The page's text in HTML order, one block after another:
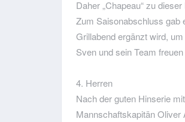
Daher „Chapeau“ zu
Zum Saisonabschluss gab
Grillabend ergänzt wird,
Sven und sein Team
4. Herren
Nach der guten Hinserie
Mannschaftskapitän Oliver